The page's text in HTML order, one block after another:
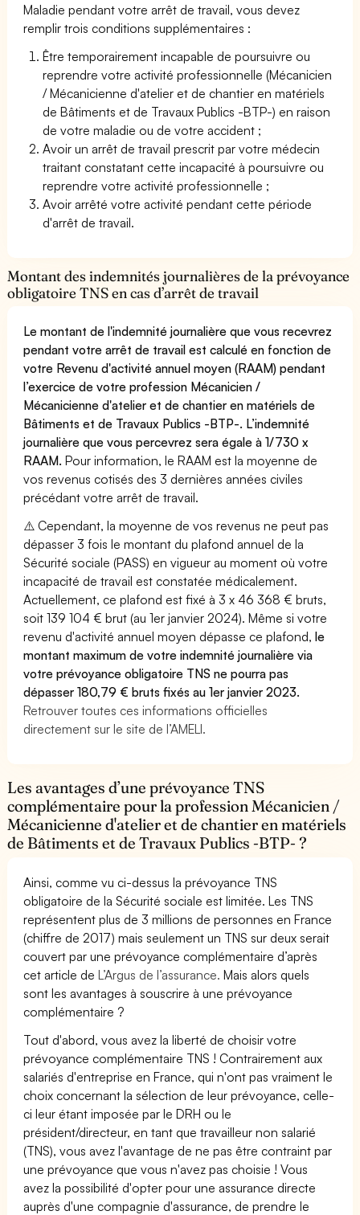
Maladie pendant votre arrêt de travail, vous devez
remplir trois conditions supplémentaires :
Être temporairement incapable de poursuivre ou
reprendre votre activité professionnelle (Mécanicien
/ Mécanicienne d'atelier et de chantier en matériels
de Bâtiments et de Travaux Publics -BTP-) en raison
de votre maladie ou de votre accident ;
Avoir un arrêt de travail prescrit par votre médecin
traitant constatant cette incapacité à poursuivre ou
reprendre votre activité professionnelle ;
Avoir arrêté votre activité pendant cette période
d'arrêt de travail.
Montant des indemnités journalières de la prévoyance
obligatoire TNS en cas d’arrêt de travail
Le montant de l'indemnité journalière que vous recevrez
pendant votre arrêt de travail est calculé en fonction de
votre Revenu d'activité annuel moyen (RAAM) pendant
l’exercice de votre profession Mécanicien /
Mécanicienne d'atelier et de chantier en matériels de
Bâtiments et de Travaux Publics -BTP-. L’indemnité
journalière que vous percevrez sera égale à 1/730 x
RAAM. Pour information, le RAAM est la moyenne de
vos revenus cotisés des 3 dernières années civiles
précédant votre arrêt de travail.
⚠️ Cependant, la moyenne de vos revenus ne peut pas
dépasser 3 fois le montant du plafond annuel de la
Sécurité sociale (PASS) en vigueur au moment où votre
incapacité de travail est constatée médicalement.
Actuellement, ce plafond est fixé à 3 x 46 368 € bruts,
soit 139 104 € brut (au 1er janvier 2024). Même si votre
revenu d'activité annuel moyen dépasse ce plafond,le
montant maximum de votre indemnité journalière via
votre prévoyance obligatoire TNS ne pourra pas
dépasser 180,79 € bruts fixés au 1er janvier 2023.
Retrouver toutes ces informations officielles
directement sur le site de l’AMELI.
Les avantages d’une prévoyance TNS
complémentaire pour la profession Mécanicien /
Mécanicienne d'atelier et de chantier en matériels
de Bâtiments et de Travaux Publics -BTP- ?
Ainsi, comme vu ci-dessus la prévoyance TNS
obligatoire de la Sécurité sociale est limitée. Les TNS
représentent plus de 3 millions de personnes en France
(chiffre de 2017) mais seulement un TNS sur deux serait
couvert par une prévoyance complémentaire d’après
cet article deL’Argus de l’assurance. Mais alors quels
sont les avantages à souscrire à une prévoyance
complémentaire ?
Tout d'abord, vous avez la liberté de choisir votre
prévoyance complémentaire TNS ! Contrairement aux
salariés d'entreprise en France, qui n'ont pas vraiment le
choix concernant la sélection de leur prévoyance, celle-
ci leur étant imposée par le DRH ou le
président/directeur, en tant que travailleur non salarié
(TNS), vous avez l'avantage de ne pas être contraint par
une prévoyance que vous n'avez pas choisie ! Vous
avez la possibilité d'opter pour une assurance directe
auprès d'une compagnie d'assurance, de prendre le